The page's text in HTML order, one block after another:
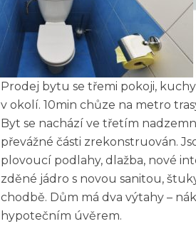
Prodej bytu se třemi pokoji,
v okolí. 10min chůze na metro
Byt se nachází ve třetím
převážné části zrekonstruován.
plovoucí podlahy, dlažba, nové
zděné jádro s novou sanitou,
chodbě. Dům má dva výtahy –
hypotečním úvěrem.